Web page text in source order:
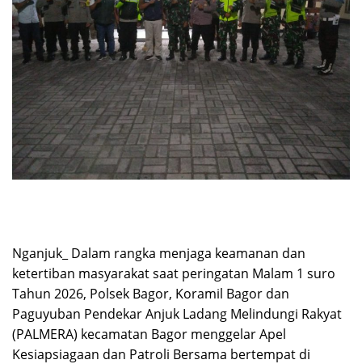
Nganjuk_ Dalam rangka menjaga keamanan dan
ketertiban masyarakat saat peringatan Malam 1 suro
Tahun 2026, Polsek Bagor, Koramil Bagor dan
Paguyuban Pendekar Anjuk Ladang Melindungi Rakyat
(PALMERA) kecamatan Bagor menggelar Apel
Kesiapsiagaan dan Patroli Bersama bertempat di